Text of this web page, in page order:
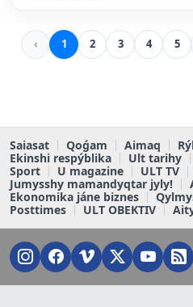
‹ 1 2 3 4 5
Saiasat Qoǵam Aimaq
Ekinshi respýblika
Ult tarihy
Sport
U magazine
ULT TV
Jumysshy mamandyqtar jyly!
Ekonomika jáne biznes
Posttimes
ULT OBEKTIV